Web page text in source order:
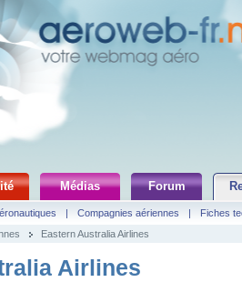
Médias Forum
| Compagnies aériennes |
Fiches
Eastern Australia Airlines
Airlines